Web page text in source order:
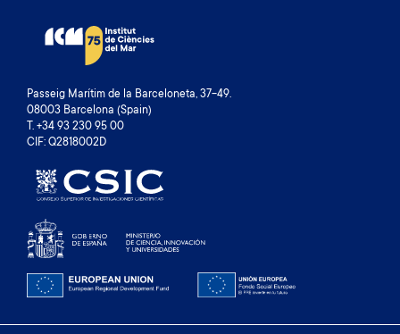
Passeig Marítim de la Barceloneta, 37-49.
08003 Barcelona (Spain)
T. +34 93 230 95 00
CIF: Q2818002D